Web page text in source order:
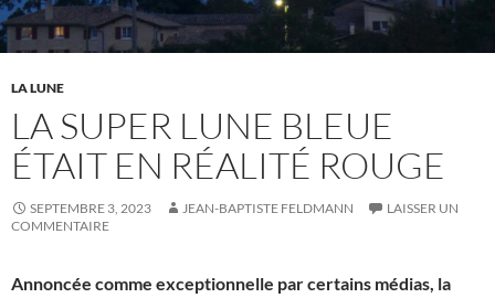
LA LUNE
LA SUPER LUNE BLEUE
ÉTAIT EN RÉALITÉ ROUGE
SEPTEMBRE 3, 2023 JEAN-BAPTISTE FELDMANN
LAISSER UN
COMMENTAIRE
Annoncée comme exceptionnelle par certains médias, la